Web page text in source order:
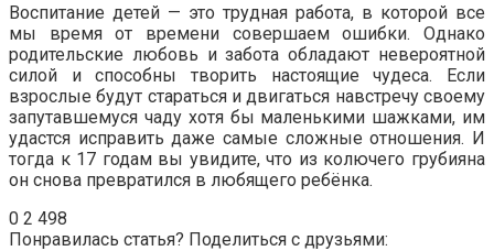
Воспитание детей — это трудная работа, в которой все
мы время от времени совершаем ошибки. Однако
родительские любовь и забота обладают невероятной
силой и способны творить настоящие чудеса. Если
взрослые будут стараться и двигаться навстречу своему
запутавшемуся чаду хотя бы маленькими шажками, им
удастся исправить даже самые сложные отношения. И
тогда к 17 годам вы увидите, что из колючего грубияна
он снова превратился в любящего ребёнка.
0 2 498
Понравилась статья? Поделиться с друзьями: